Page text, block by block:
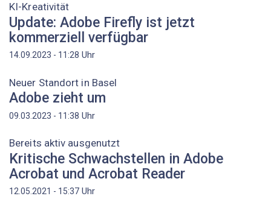
KI-Kreativität
Update: Adobe Firefly ist jetzt
kommerziell verfügbar
14.09.2023 - 11:28 Uhr
Neuer Standort in Basel
Adobe zieht um
09.03.2023 - 11:38 Uhr
Bereits aktiv ausgenutzt
Kritische Schwachstellen in Adobe
Acrobat und Acrobat Reader
12.05.2021 - 15:37 Uhr